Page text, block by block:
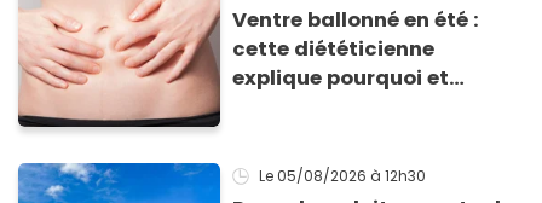
Ventre ballonné en été :
cette diététicienne
explique pourquoi et
Le 05/08/2026 à 12h30